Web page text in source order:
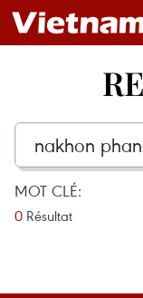
MOT CLÉ:
0 Résultat